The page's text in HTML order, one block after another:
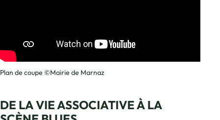
Plan de coupe ©Mairie de Marnaz
DE LA VIE ASSOCIATIVE À LA